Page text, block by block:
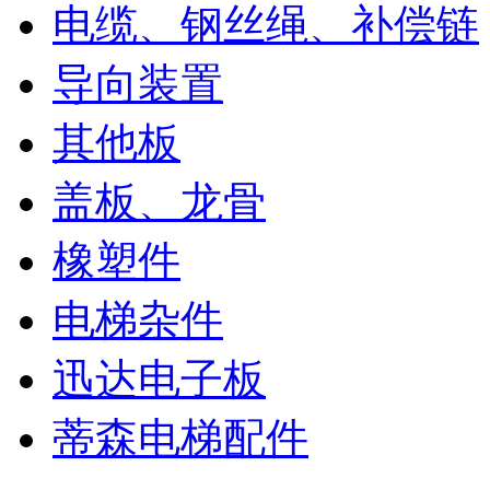
电缆、钢丝绳、补偿链
导向装置
其他板
盖板、龙骨
橡塑件
电梯杂件
迅达电子板
蒂森电梯配件